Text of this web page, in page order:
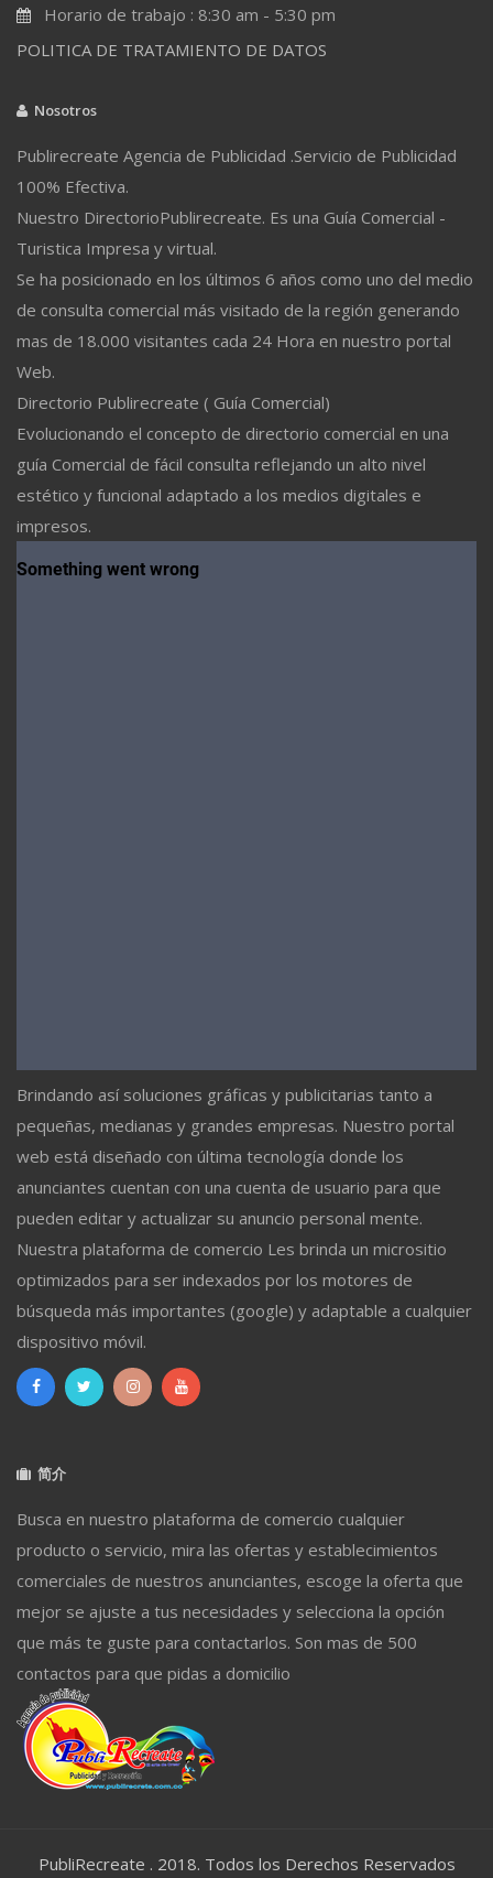
Horario de trabajo : 8:30 am - 5:30 pm
POLITICA DE TRATAMIENTO DE DATOS
Nosotros
Publirecreate Agencia de Publicidad .Servicio de Publicidad
100% Efectiva.
Nuestro DirectorioPublirecreate. Es una Guía Comercial -
Turistica Impresa y virtual.
Se ha posicionado en los últimos 6 años como uno del medio
de consulta comercial más visitado de la región generando
mas de 18.000 visitantes cada 24 Hora en nuestro portal
Web.
Directorio Publirecreate ( Guía Comercial)
Evolucionando el concepto de directorio comercial en una
guía Comercial de fácil consulta reflejando un alto nivel
estético y funcional adaptado a los medios digitales e
impresos.
Brindando así soluciones gráficas y publicitarias tanto a
pequeñas, medianas y grandes empresas. Nuestro portal
web está diseñado con última tecnología donde los
anunciantes cuentan con una cuenta de usuario para que
pueden editar y actualizar su anuncio personal mente.
Nuestra plataforma de comercio Les brinda un micrositio
optimizados para ser indexados por los motores de
búsqueda más importantes (google) y adaptable a cualquier
dispositivo móvil.
简介
Busca en nuestro plataforma de comercio cualquier
producto o servicio, mira las ofertas y establecimientos
comerciales de nuestros anunciantes, escoge la oferta que
mejor se ajuste a tus necesidades y selecciona la opción
que más te guste para contactarlos. Son mas de 500
contactos para que pidas a domicilio
PubliRecreate . 2018. Todos los Derechos Reservados